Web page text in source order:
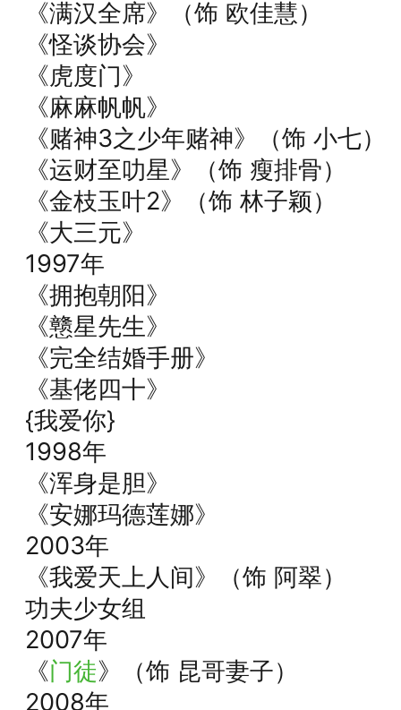
《满汉全席》（饰 欧佳慧）
《怪谈协会》
《虎度门》
《麻麻帆帆》
《赌神3之少年赌神》（饰 小七）
《运财至叻星》（饰 瘦排骨）
《金枝玉叶2》（饰 林子颖）
《大三元》
1997年
《拥抱朝阳》
《戆星先生》
《完全结婚手册》
《基佬四十》
{我爱你}
1998年
《浑身是胆》
《安娜玛德莲娜》
2003年
《我爱天上人间》（饰 阿翠）
功夫少女组
2007年
《门徒》（饰 昆哥妻子）
2008年